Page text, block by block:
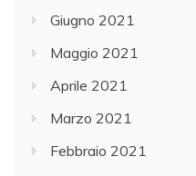
Giugno 2021
Maggio 2021
Aprile 2021
Marzo 2021
Febbraio 2021